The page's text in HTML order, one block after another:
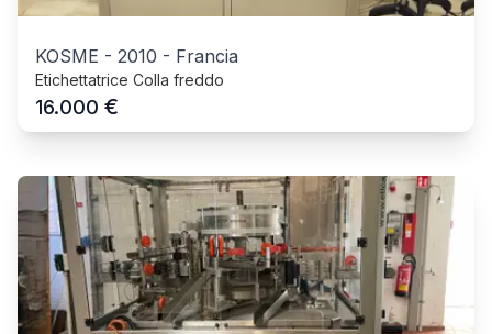
KOSME - 2010 - Francia
Etichettatrice Colla freddo
16.000 €